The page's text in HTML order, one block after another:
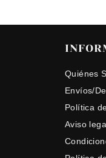
Quiénes
Envíos/
Política
Aviso